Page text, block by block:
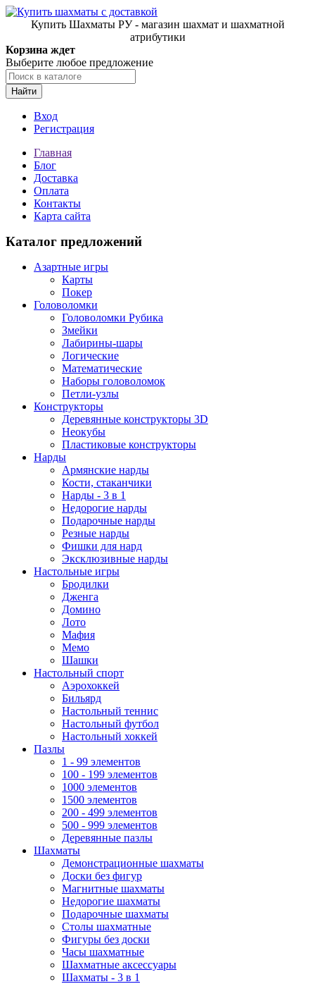
Купить Шахматы РУ - магазин шахмат и шахматной
атрибутики
Корзина ждет
Выберите любое предложение
Найти
Вход
Регистрация
Главная
Блог
Доставка
Оплата
Контакты
Карта сайта
Каталог предложений
Азартные игры
Карты
Покер
Головоломки
Головоломки Рубика
Змейки
Лабирины-шары
Логические
Математические
Наборы головоломок
Петли-узлы
Конструкторы
Деревянные конструкторы 3D
Неокубы
Пластиковые конструкторы
Нарды
Армянские нарды
Кости, стаканчики
Нарды - 3 в 1
Недорогие нарды
Подарочные нарды
Резные нарды
Фишки для нард
Эксклюзивные нарды
Настольные игры
Бродилки
Дженга
Домино
Лото
Мафия
Мемо
Шашки
Настольный спорт
Аэрохоккей
Бильярд
Настольный теннис
Настольный футбол
Настольный хоккей
Пазлы
1 - 99 элементов
100 - 199 элементов
1000 элементов
1500 элементов
200 - 499 элементов
500 - 999 элементов
Деревянные пазлы
Шахматы
Демонстрационные шахматы
Доски без фигур
Магнитные шахматы
Недорогие шахматы
Подарочные шахматы
Столы шахматные
Фигуры без доски
Часы шахматные
Шахматные аксессуары
Шахматы - 3 в 1